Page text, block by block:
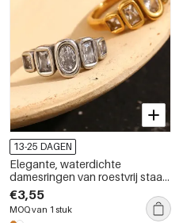
13-25 DAGEN
Elegante, waterdichte
damesringen van roestvrij staal
met gouden edelsteen.
€3,55
MOQ van 1 stuk